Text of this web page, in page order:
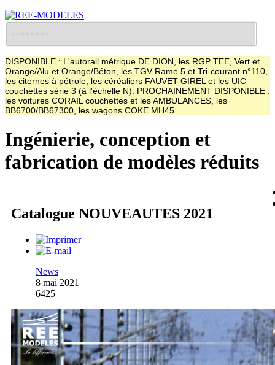
DISPONIBLE : L'autorail métrique DE DION, les RGP TEE, Vert et
Orange/Alu et Orange/Béton, les TGV Rame 5 et Tri-courant n°110,
les citernes à pétrole, les céréaliers FAUVET-GIREL et les UIC
couchettes série 3 (à l'échelle N). PROCHAINEMENT DISPONIBLE :
les voitures CORAIL couchettes et les AMBULANCES, les
BB6700/BB67300, les wagons COKE MH45
Ingénierie, conception et
fabrication de modèles réduits
Catalogue NOUVEAUTES 2021
News
8 mai 2021
6425